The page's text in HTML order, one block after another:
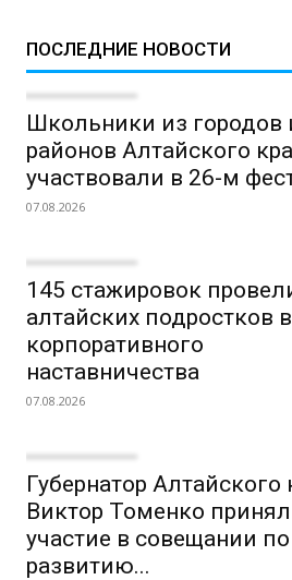
ПОСЛЕДНИЕ НОВОСТИ
Школьники из городов
районов Алтайского
участвовали в 26-м
07.08.2026
145 стажировок
алтайских подростков
корпоративного
наставничества
07.08.2026
Губернатор Алтайского
Виктор Томенко принял
участие в совещании по
развитию...